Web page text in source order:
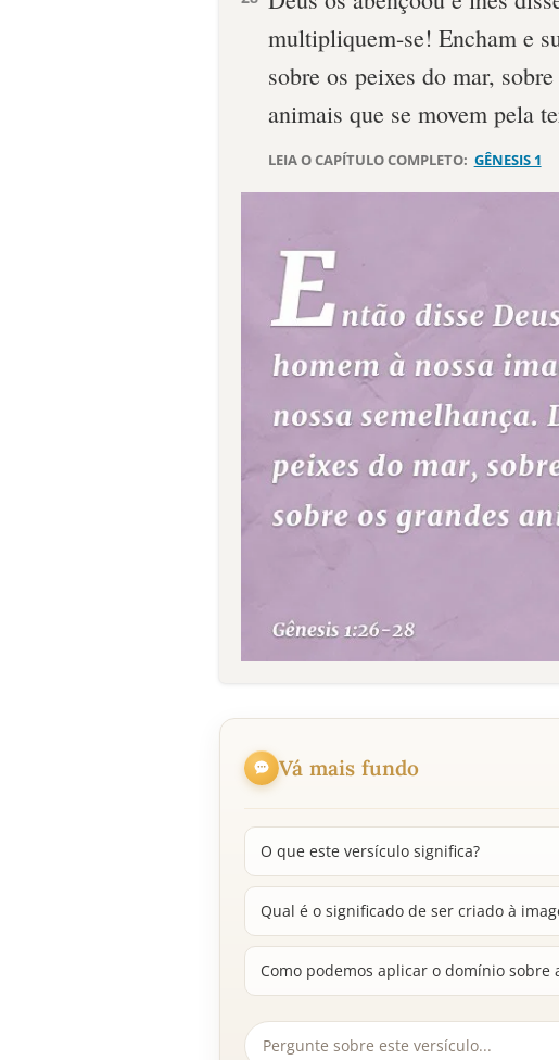
multipliquem-se! Encham e
sobre os peixes do mar,
animais que se movem pela
LEIA O CAPÍTULO COMPLETO: GÊNESIS 1
Vá mais fundo
O que este versículo significa?
Qual é o significado de ser criado à
Como podemos aplicar o domínio sobre